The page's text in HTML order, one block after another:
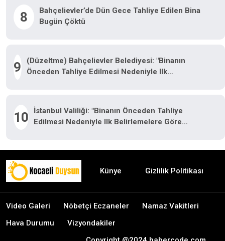
8
Bahçelievler’de Dün Gece Tahliye Edilen Bina
Bugün Çöktü
9
(Düzeltme) Bahçelievler Belediyesi: "Binanın
Önceden Tahliye Edilmesi Nedeniyle Ilk
10
İstanbul Valiliği: "Binanın Önceden Tahliye
Edilmesi Nedeniyle Ilk Belirlemelere Göre
Künye Gizlilik Politikası
Video Galeri Nöbetçi Eczaneler
Namaz Vakitleri
Hava Durumu
Vizyondakiler